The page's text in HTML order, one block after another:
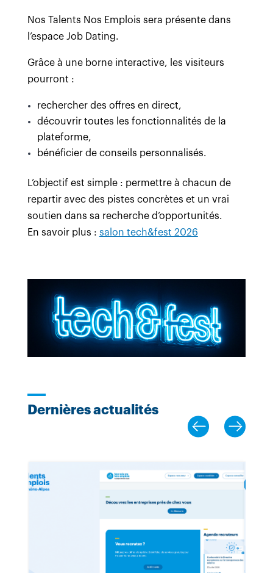
Nos Talents Nos Emplois sera présente dans
l’espace Job Dating.
Grâce à une borne interactive, les visiteurs
pourront :
rechercher des offres en direct,
découvrir toutes les fonctionnalités de la
plateforme,
bénéficier de conseils personnalisés.
L’objectif est simple : permettre à chacun de
repartir avec des pistes concrètes et un vrai
soutien dans sa recherche d’opportunités.
En savoir plus : salon tech&fest 2026
Dernières actualités